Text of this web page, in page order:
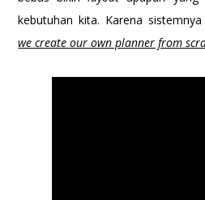
kebutuhan kita. Karena
we create our own planner from